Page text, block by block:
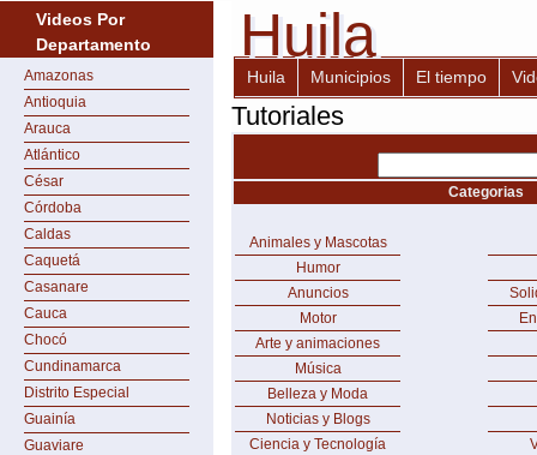
Videos Por
Departamento
Amazonas
Antioquia
Arauca
Atlántico
César
Córdoba
Caldas
Caquetá
Casanare
Cauca
Chocó
Cundinamarca
Distrito Especial
Guainía
Guaviare
Huila
Huila
Huila Municipios El tiempo
Tutoriales
Categorias
Animales y Mascotas
Humor
Anuncios
Motor
Arte y animaciones
Música
Belleza y Moda
Noticias y Blogs
Ciencia y Tecnología